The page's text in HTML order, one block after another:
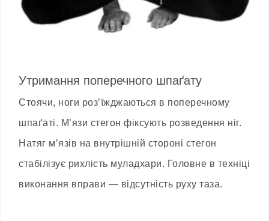
Утримання поперечного шпаґату
Стоячи, ноги роз’їжджаються в поперечному
шпаґаті. М’язи стегон фіксують розведення ніг.
Натяг м’язів на внутрішній стороні стегон
стабілізує рихлість муладхари. Головне в техніці
виконання вправи — відсутність руху таза.